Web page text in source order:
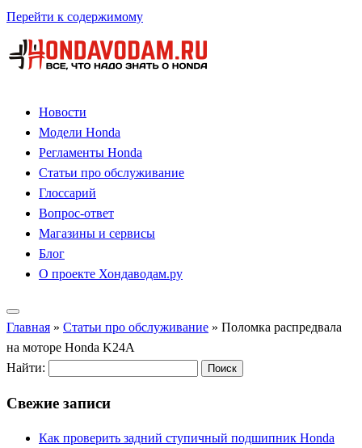
Перейти к содержимому
Новости
Модели Honda
Регламенты Honda
Статьи про обслуживание
Глоссарий
Вопрос-ответ
Магазины и сервисы
Блог
О проекте Хондаводам.ру
Главная » Статьи про обслуживание » Поломка распредвала
на моторе Honda K24A
Найти:
Свежие записи
Как проверить задний ступичный подшипник Honda